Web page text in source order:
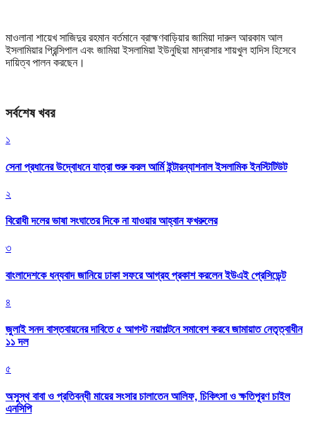
মাওলানা শায়েখ সাজিদুর রহমান বর্তমানে ব্রাহ্মণবাড়িয়ার জামিয়া দারুল আরকাম আল
ইসলামিয়ার প্রিন্সিপাল এবং জামিয়া ইসলামিয়া ইউনুছিয়া মাদ্রাসার শায়খুল হাদিস হিসেবে
দায়িত্ব পালন করছেন।
সর্বশেষ খবর
১
সেনা প্রধানের উদ্বোধনে যাত্রা শুরু করল আর্মি ইন্টারন্যাশনাল ইসলামিক ইনস্টিটিউট
২
বিরোধী দলের ভাষা সংঘাতের দিকে না যাওয়ার আহ্বান ফখরুলের
৩
বাংলাদেশকে ধন্যবাদ জানিয়ে ঢাকা সফরে আগ্রহ প্রকাশ করলেন ইউএই প্রেসিডেন্ট
৪
জুলাই সনদ বাস্তবায়নের দাবিতে ৫ আগস্ট নয়াপল্টনে সমাবেশ করবে জামায়াত নেতৃত্বাধীন
১১ দল
৫
অসুস্থ বাবা ও প্রতিবন্ধী মায়ের সংসার চালাতেন আলিফ, চিকিৎসা ও ক্ষতিপূরণ চাইল
এনসিপি